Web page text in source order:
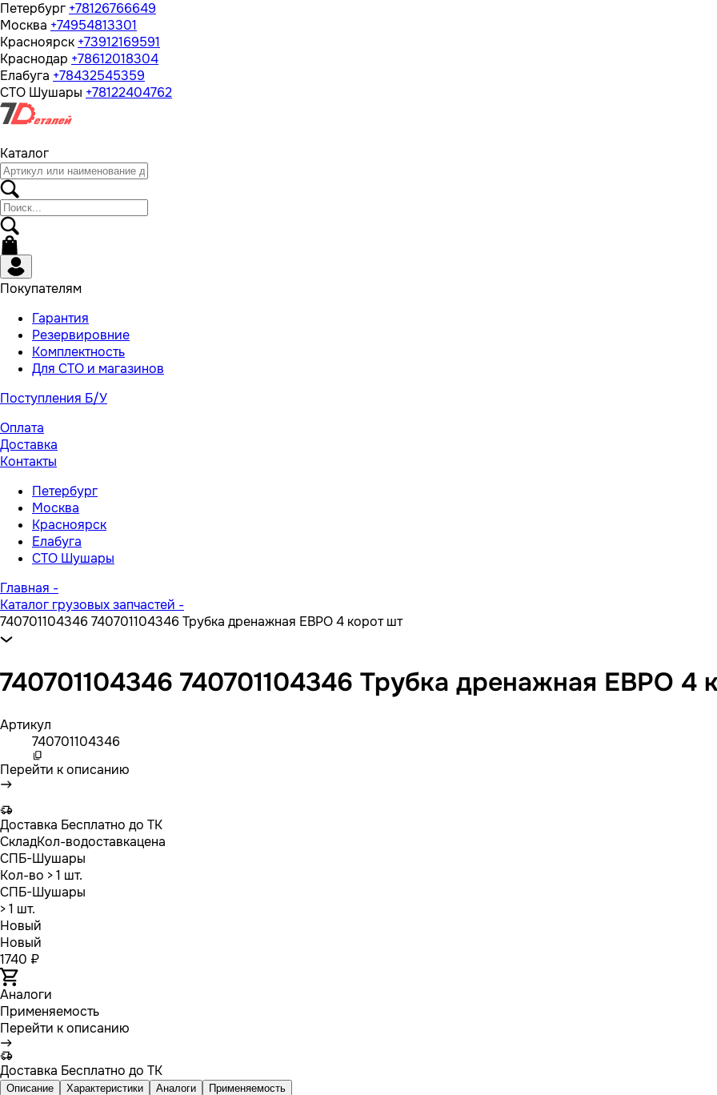
Петербург +78126766649
Москва +74954813301
Красноярск +73912169591
Краснодар +78612018304
Елабуга +78432545359
СТО Шушары +78122404762
Каталог
Покупателям
Гарантия
Резервировние
Комплектность
Для СТО и магазинов
Поступления Б/У
Оплата
Доставка
Контакты
Петербург
Москва
Красноярск
Елабуга
СТО Шушары
Главная -
Каталог грузовых запчастей -
740701104346 740701104346 Трубка дренажная ЕВРО 4 корот шт
740701104346 740701104346 Трубка дренажная ЕВРО 4
Артикул
740701104346
Перейти к описанию
Доставка Бесплатно до ТК
СкладКол-водоставкацена
СПБ-Шушары
Кол-во > 1 шт.
СПБ-Шушары
> 1 шт.
Новый
Новый
1740 ₽
Аналоги
Применяемость
Перейти к описанию
Доставка Бесплатно до ТК
Описание Характеристики Аналоги Применяемость